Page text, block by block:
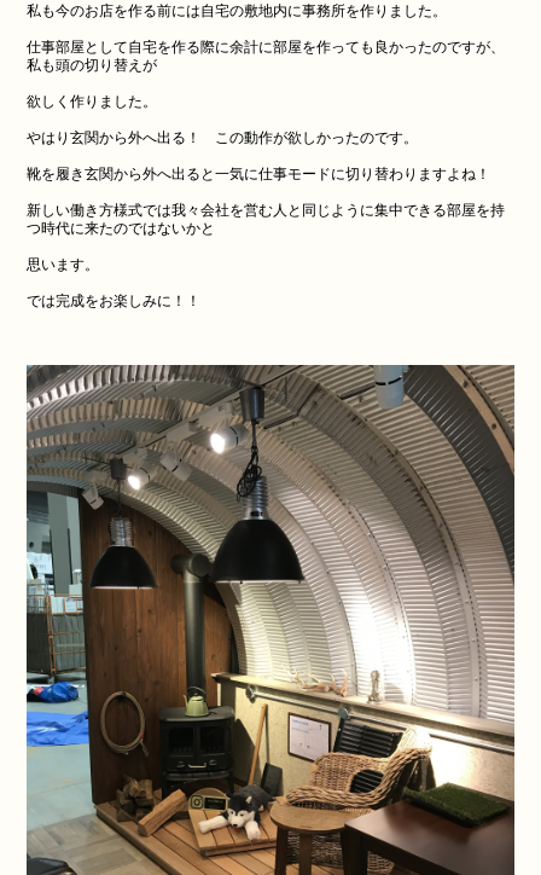
私も今のお店を作る前には自宅の敷地内に事務所を作りました。
仕事部屋として自宅を作る際に余計に部屋を作っても良かったのですが、
私も頭の切り替えが
欲しく作りました。
やはり玄関から外へ出る！ この動作が欲しかったのです。
靴を履き玄関から外へ出ると一気に仕事モードに切り替わりますよね！
新しい働き方様式では我々会社を営む人と同じように集中できる部屋を持
つ時代に来たのではないかと
思います。
では完成をお楽しみに！！